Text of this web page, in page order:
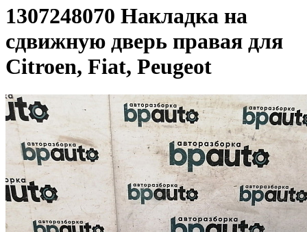
1307248070 Накладка на
сдвижную дверь правая для
Citroen, Fiat, Peugeot